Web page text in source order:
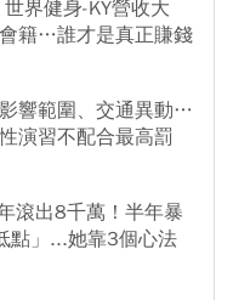
界健身-KY營收大
籍…誰才是真正賺錢
響範圍、交通異動…
演習不配合最高罰
滾出8千萬！半年暴
點」...她靠3個心法